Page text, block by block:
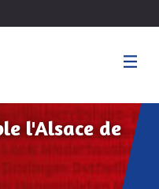
l'Alsace de